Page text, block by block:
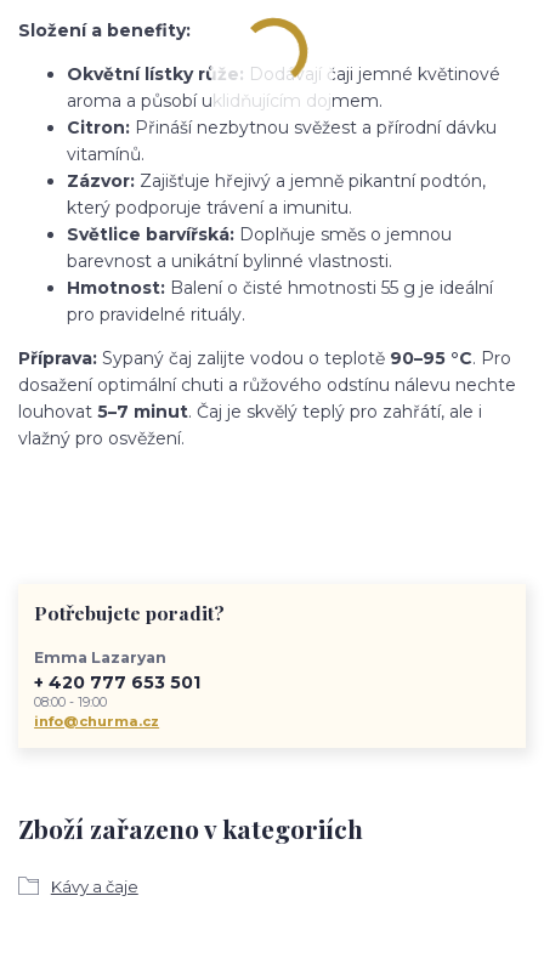
Složení a benefity:
Okvětní lístky růže: Dodávají čaji jemné květinové
aroma a působí uklidňujícím dojmem.
Citron: Přináší nezbytnou svěžest a přírodní dávku
vitamínů.
Zázvor: Zajišťuje hřejivý a jemně pikantní podtón,
který podporuje trávení a imunitu.
Světlice barvířská: Doplňuje směs o jemnou
barevnost a unikátní bylinné vlastnosti.
Hmotnost: Balení o čisté hmotnosti 55 g je ideální
pro pravidelné rituály.
Příprava: Sypaný čaj zalijte vodou o teplotě 90–95 °C. Pro
dosažení optimální chuti a růžového odstínu nálevu nechte
louhovat 5–7 minut. Čaj je skvělý teplý pro zahřátí, ale i
vlažný pro osvěžení.
Zboží zařazeno v kategoriích
Kávy a čaje
Potřebujete poradit?
Emma Lazaryan
+ 420 777 653 501
08:00 - 19:00
info@churma.cz